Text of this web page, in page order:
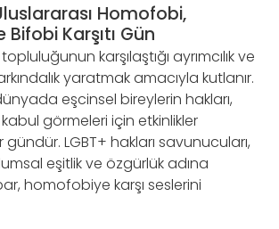
Homofobi,
Karşıtı Gün
karşılaştığı ayrımcılık ve
yaratmak amacıyla kutlanır.
eşcinsel bireylerin hakları,
görmeleri için etkinlikler
LGBT+ hakları savunucuları,
eşitlik ve özgürlük adına
homofobiye karşı seslerini